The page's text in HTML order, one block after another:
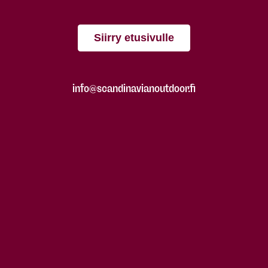
Siirry etusivulle
info@scandinavianoutdoor.fi